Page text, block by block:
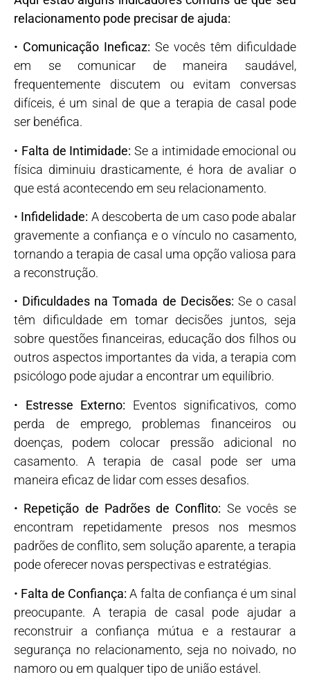
relacionamento pode precisar de ajuda:
• Comunicação Ineficaz: Se vocês têm dificuldade
em se comunicar de maneira saudável,
frequentemente discutem ou evitam conversas
difíceis, é um sinal de que a terapia de casal pode
ser benéfica.
• Falta de Intimidade: Se a intimidade emocional ou
física diminuiu drasticamente, é hora de avaliar o
que está acontecendo em seu relacionamento.
• Infidelidade: A descoberta de um caso pode abalar
gravemente a confiança e o vínculo no casamento,
tornando a terapia de casal uma opção valiosa para
a reconstrução.
• Dificuldades na Tomada de Decisões: Se o casal
têm dificuldade em tomar decisões juntos, seja
sobre questões financeiras, educação dos filhos ou
outros aspectos importantes da vida, a terapia com
psicólogo pode ajudar a encontrar um equilíbrio.
• Estresse Externo: Eventos significativos, como
perda de emprego, problemas financeiros ou
doenças, podem colocar pressão adicional no
casamento. A terapia de casal pode ser uma
maneira eficaz de lidar com esses desafios.
• Repetição de Padrões de Conflito: Se vocês se
encontram repetidamente presos nos mesmos
padrões de conflito, sem solução aparente, a terapia
pode oferecer novas perspectivas e estratégias.
• Falta de Confiança: A falta de confiança é um sinal
preocupante. A terapia de casal pode ajudar a
reconstruir a confiança mútua e a restaurar a
segurança no relacionamento, seja no noivado, no
namoro ou em qualquer tipo de união estável.